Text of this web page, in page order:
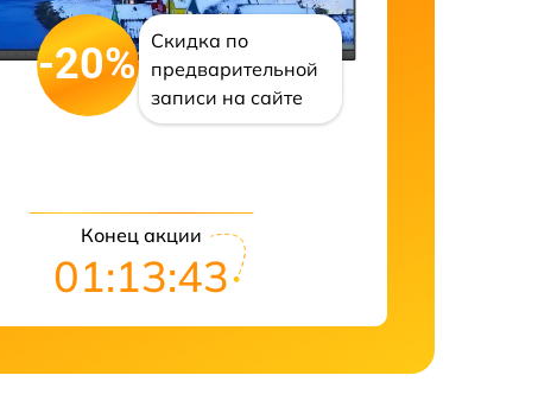
-20%
Скидка по
предварительной
записи на сайте
Конец акции
01:13:43